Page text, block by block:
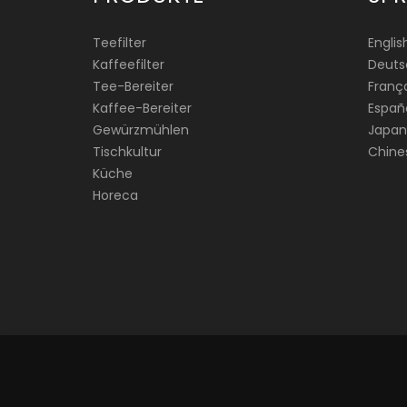
Teefilter
Kaffeefilter
Tee-Bereiter
Kaffee-Bereiter
Gewürzmühlen
Tischkultur
Küche
Horeca